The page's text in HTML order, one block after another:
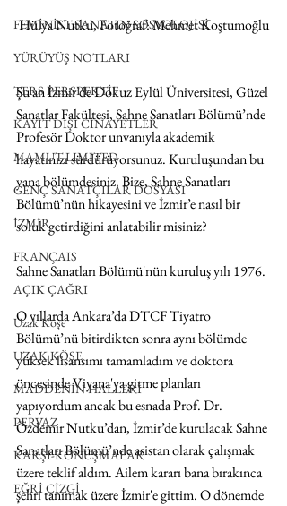
FEMİNİST SANATIN SOSYOLOJİSİ
YÜRÜYÜŞ NOTLARI
TERS PERSPEKTİF
KAYIT DIŞI CİNAYETLER
MAMUT LIMITED
GENÇ SANATÇILAR DOSYASI
İZMİR
FRANÇAIS
AÇIK ÇAĞRI
Uzak Köşe
UZAK KÖŞE
MADDENİN HALLERİ
PERVAZ
KARŞI-KONUŞMALAR
EĞRİ ÇİZGİ
Hülya Nutku, Fotoğraf: Mehmet Koştumoğlu
Şu an İzmir’de Dokuz Eylül Üniversitesi, Güzel
Sanatlar Fakültesi, Sahne Sanatları Bölümü’nde
Profesör Doktor unvanıyla akademik
hayatınızı sürdürüyorsunuz. Kuruluşundan bu
yana bölümdesiniz. Bize, Sahne Sanatları
Bölümü’nün hikayesini ve İzmir’e nasıl bir
soluk getirdiğini anlatabilir misiniz?
Sahne Sanatları Bölümü'nün kuruluş yılı 1976.
O yıllarda Ankara’da DTCF Tiyatro
Bölümü’nü bitirdikten sonra aynı bölümde
yüksek lisansımı tamamladım ve doktora
öncesinde Viyana'ya gitme planları
yapıyordum ancak bu esnada Prof. Dr.
Özdemir Nutku’dan, İzmir’de kurulacak Sahne
Sanatları Bölümü’nde asistan olarak çalışmak
üzere teklif aldım. Ailem kararı bana bırakınca
şehri tanımak üzere İzmir'e gittim. O dönemde